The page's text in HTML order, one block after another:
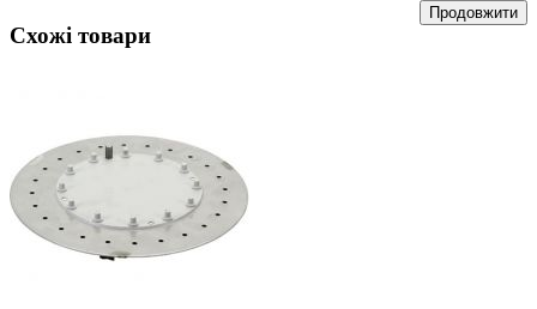
Продовжити
Схожі товари